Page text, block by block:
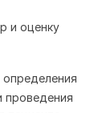
и оценку
определения
проведения